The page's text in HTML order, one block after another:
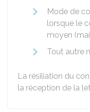
Mode de
lorsque le
moyen
Tout autre
La résiliation du
la réception de la